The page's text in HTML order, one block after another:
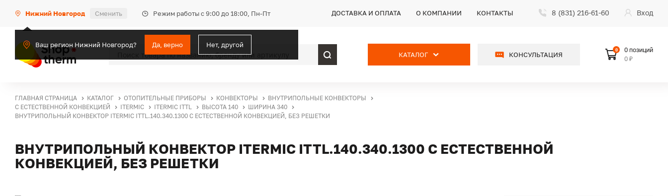
Нижний Новгород Сменить Режим работы с 9:00 до 18:00, Пн-Пт
Ваш регион Нижний Новгород? Да, верно Нет, другой
ДОСТАВКА И ОПЛАТА О КОМПАНИИ КОНТАКТЫ 8 (831) 216-61-60 Вход
КАТАЛОГ КОНСУЛЬТАЦИЯ
0
0 позиций
0 ₽
ГЛАВНАЯ СТРАНИЦА КАТАЛОГ ОТОПИТЕЛЬНЫЕ ПРИБОРЫ КОНВЕКТОРЫ
ВНУТРИПОЛЬНЫЕ КОНВЕКТОРЫ
С ЕСТЕСТВЕННОЙ КОНВЕКЦИЕЙ
ITERMIC ITERMIC ITTL ВЫСОТА 140
ШИРИНА 340
ВНУТРИПОЛЬНЫЙ КОНВЕКТОР ITERMIC ITTL.140.340.1300 С ЕСТЕСТВЕННОЙ КОНВЕКЦИЕЙ, БЕЗ РЕШЕТКИ
ВНУТРИПОЛЬНЫЙ КОНВЕКТОР ITERMIC ITTL.140.340.1300 С ЕСТЕСТВЕННОЙ
КОНВЕКЦИЕЙ, БЕЗ РЕШЕТКИ